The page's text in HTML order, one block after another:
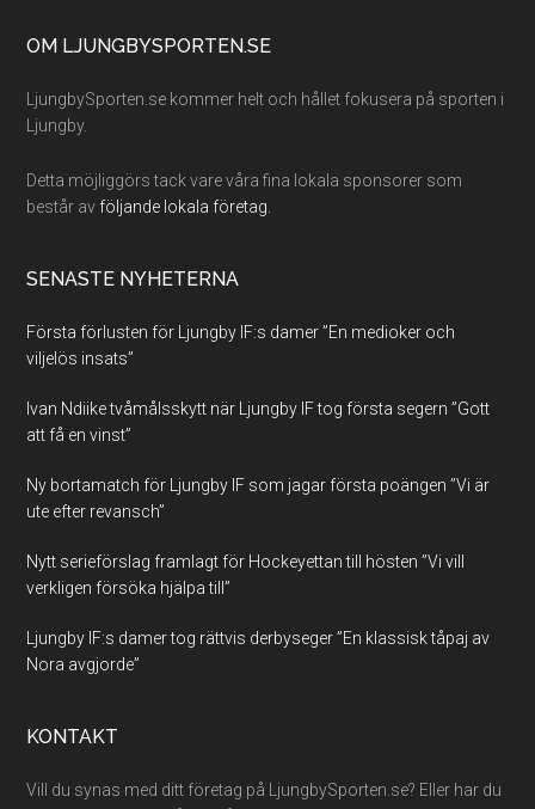
Footer
OM LJUNGBYSPORTEN.SE
LjungbySporten.se kommer helt och hållet fokusera på sporten i
Ljungby.
Detta möjliggörs tack vare våra fina lokala sponsorer som
består av följande lokala företag.
SENASTE NYHETERNA
Första förlusten för Ljungby IF:s damer ”En medioker och
viljelös insats”
Ivan Ndiike tvåmålsskytt när Ljungby IF tog första segern ”Gott
att få en vinst”
Ny bortamatch för Ljungby IF som jagar första poängen ”Vi är
ute efter revansch”
Nytt serieförslag framlagt för Hockeyettan till hösten ”Vi vill
verkligen försöka hjälpa till”
Ljungby IF:s damer tog rättvis derbyseger ”En klassisk tåpaj av
Nora avgjorde”
KONTAKT
Vill du synas med ditt företag på LjungbySporten.se? Eller har du